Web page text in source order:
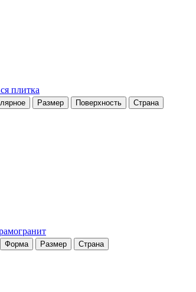
плитка
Размер Поверхность Страна
Форма Размер Страна